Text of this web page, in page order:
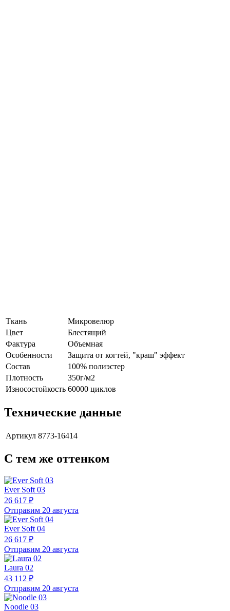
Ткань
Микровелюр
Цвет
Блестящий
Фактура
Объемная
Особенности
Защита от когтей, "краш" эффект
Состав
100% полиэстер
Плотность
350г/м2
Износостойкость 60000 циклов
Технические данные
Артикул 8773-16414
С тем же оттенком
Ever Soft 03
26 617 ₽
Отправим 20 августа
Ever Soft 04
26 617 ₽
Отправим 20 августа
Laura 02
43 112 ₽
Отправим 20 августа
Noodle 03